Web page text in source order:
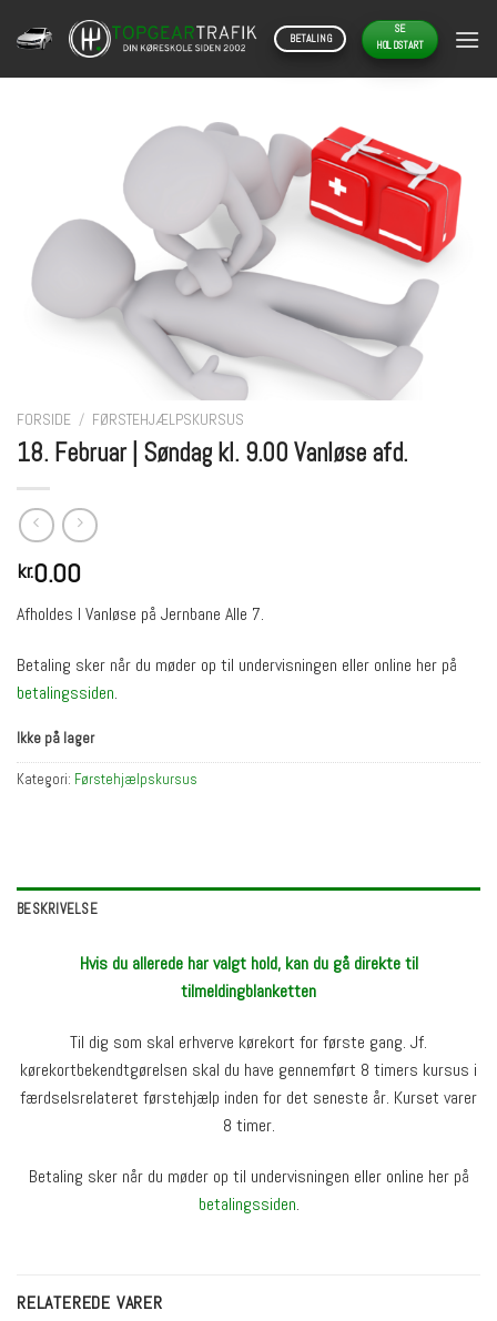
BETALING
SE
HOLDSTART
FORSIDE / FØRSTEHJÆLPSKURSUS
18. Februar | Søndag kl. 9.00 Vanløse afd.
kr.0.00
Afholdes I Vanløse på Jernbane Alle 7.
Betaling sker når du møder op til undervisningen eller online her på
betalingssiden.
Ikke på lager
Kategori: Førstehjælpskursus
BESKRIVELSE
Hvis du allerede har valgt hold, kan du gå direkte til
tilmeldingblanketten
Til dig som skal erhverve kørekort for første gang. Jf.
kørekortbekendtgørelsen skal du have gennemført 8 timers kursus i
færdselsrelateret førstehjælp inden for det seneste år. Kurset varer
8 timer.
Betaling sker når du møder op til undervisningen eller online her på
betalingssiden.
RELATEREDE VARER